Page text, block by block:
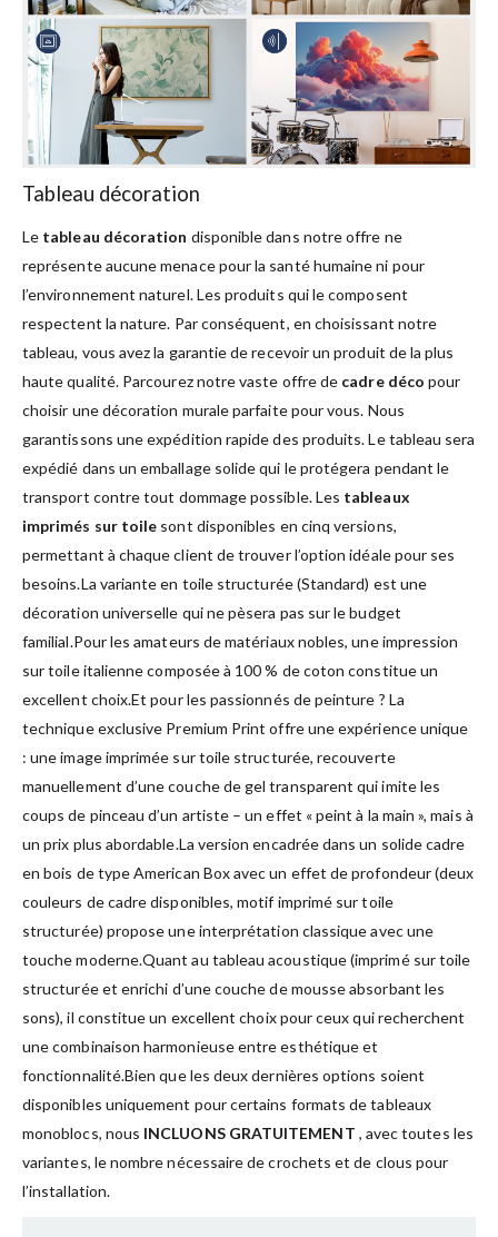
Tableau décoration
Le tableau décoration disponible dans notre offre ne
représente aucune menace pour la santé humaine ni pour
l’environnement naturel. Les produits qui le composent
respectent la nature. Par conséquent, en choisissant notre
tableau, vous avez la garantie de recevoir un produit de la plus
haute qualité. Parcourez notre vaste offre de cadre déco pour
choisir une décoration murale parfaite pour vous. Nous
garantissons une expédition rapide des produits. Le tableau sera
expédié dans un emballage solide qui le protégera pendant le
transport contre tout dommage possible. Les tableaux
imprimés sur toile sont disponibles en cinq versions,
permettant à chaque client de trouver l’option idéale pour ses
besoins.La variante en toile structurée (Standard) est une
décoration universelle qui ne pèsera pas sur le budget
familial.Pour les amateurs de matériaux nobles, une impression
sur toile italienne composée à 100 % de coton constitue un
excellent choix.Et pour les passionnés de peinture ? La
technique exclusive Premium Print offre une expérience unique
: une image imprimée sur toile structurée, recouverte
manuellement d’une couche de gel transparent qui imite les
coups de pinceau d’un artiste – un effet « peint à la main », mais à
un prix plus abordable.La version encadrée dans un solide cadre
en bois de type American Box avec un effet de profondeur (deux
couleurs de cadre disponibles, motif imprimé sur toile
structurée) propose une interprétation classique avec une
touche moderne.Quant au tableau acoustique (imprimé sur toile
structurée et enrichi d’une couche de mousse absorbant les
sons), il constitue un excellent choix pour ceux qui recherchent
une combinaison harmonieuse entre esthétique et
fonctionnalité.Bien que les deux dernières options soient
disponibles uniquement pour certains formats de tableaux
monoblocs, nous INCLUONS GRATUITEMENT , avec toutes les
variantes, le nombre nécessaire de crochets et de clous pour
l’installation.